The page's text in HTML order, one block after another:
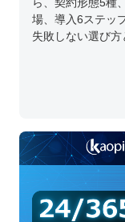
ら、契約形態5種
場、導入6ステッ
失敗しない選び方